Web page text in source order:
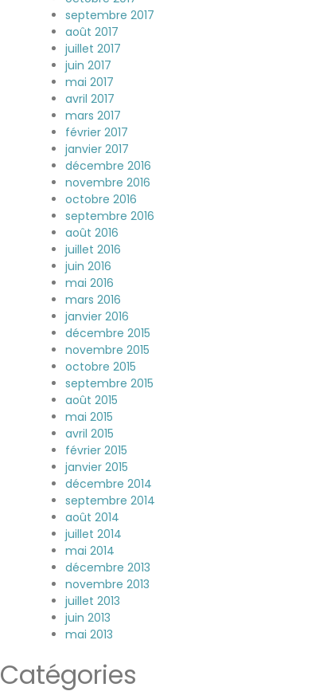
septembre 2017
août 2017
juillet 2017
juin 2017
mai 2017
avril 2017
mars 2017
février 2017
janvier 2017
décembre 2016
novembre 2016
octobre 2016
septembre 2016
août 2016
juillet 2016
juin 2016
mai 2016
mars 2016
janvier 2016
décembre 2015
novembre 2015
octobre 2015
septembre 2015
août 2015
mai 2015
avril 2015
février 2015
janvier 2015
décembre 2014
septembre 2014
août 2014
juillet 2014
mai 2014
décembre 2013
novembre 2013
juillet 2013
juin 2013
mai 2013
Catégories